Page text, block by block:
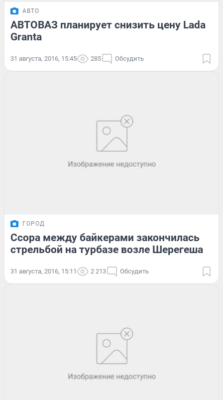
АВТО
АВТОВАЗ планирует снизить цену Lada
Granta
31 августа, 2016, 15:45 285 Обсудить
ГОРОД
Ссора между байкерами закончилась
стрельбой на турбазе возле Шерегеша
31 августа, 2016, 15:11 2 213 Обсудить